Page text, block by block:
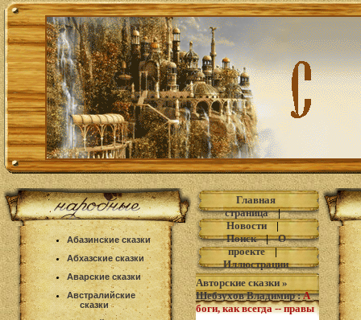
Абазинские сказки
Абхазские сказки
Аварские сказки
Австралийские
сказки
Главная
страница|
Новости|
Поиск|О
проекте|
Иллюстрации
Авторские сказки »
Шебзухов Владимир: А
боги, как всегда -- правы